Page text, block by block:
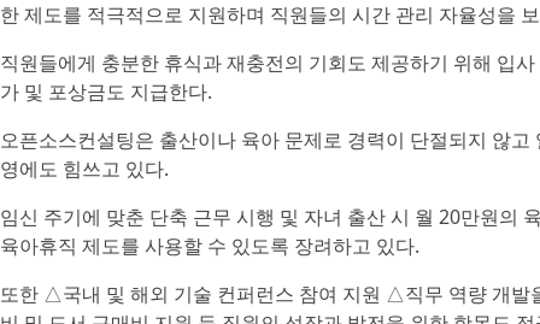
한 제도를 적극적으로 지원하며 직원들의 시간 관리 자율성을
직원들에게 충분한 휴식과 재충전의 기회도 제공하기 위해 입
가 및 포상금도 지급한다.
오픈소스컨설팅은 출산이나 육아 문제로 경력이 단절되지 않
영에도 힘쓰고 있다.
임신 주기에 맞춘 단축 근무 시행 및 자녀 출산 시 월 20만원의
육아휴직 제도를 사용할 수 있도록 장려하고 있다.
또한 △국내 및 해외 기술 컨퍼런스 참여 지원 △직무 역량 개발